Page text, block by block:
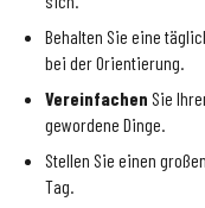
Behalten Sie eine
bei der Orientierung.
Vereinfachen Sie
gewordene Dinge.
Stellen Sie einen großen
Tag.